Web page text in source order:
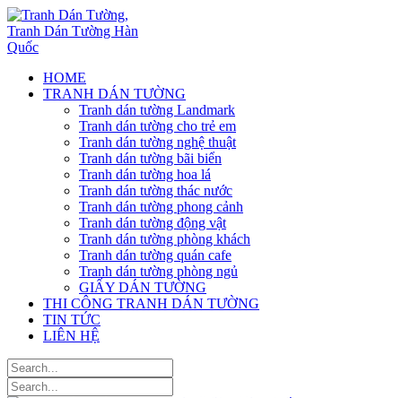
HOME
TRANH DÁN TƯỜNG
Tranh dán tường Landmark
Tranh dán tường cho trẻ em
Tranh dán tường nghệ thuật
Tranh dán tường bãi biển
Tranh dán tường hoa lá
Tranh dán tường thác nước
Tranh dán tường phong cảnh
Tranh dán tường động vật
Tranh dán tường phòng khách
Tranh dán tường quán cafe
Tranh dán tường phòng ngủ
GIẤY DÁN TƯỜNG
THI CÔNG TRANH DÁN TƯỜNG
TIN TỨC
LIÊN HỆ